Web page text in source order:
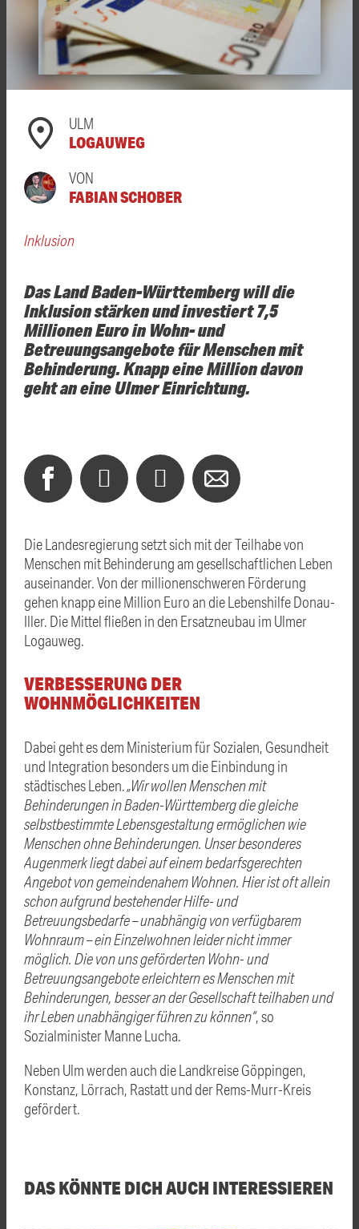
ULM
LOGAUWEG
VON
FABIAN SCHOBER
Inklusion
Das Land Baden-Württemberg will die
Inklusion stärken und investiert 7,5
Millionen Euro in Wohn- und
Betreuungsangebote für Menschen mit
Behinderung. Knapp eine Million davon
geht an eine Ulmer Einrichtung.
Die Landesregierung setzt sich mit der Teilhabe von
Menschen mit Behinderung am gesellschaftlichen Leben
auseinander. Von der millionenschweren Förderung
gehen knapp eine Million Euro an die Lebenshilfe Donau-
Iller. Die Mittel fließen in den Ersatzneubau im Ulmer
Logauweg.
VERBESSERUNG DER
WOHNMÖGLICHKEITEN
Dabei geht es dem Ministerium für Sozialen, Gesundheit
und Integration besonders um die Einbindung in
städtisches Leben.„Wir wollen Menschen mit
Behinderungen in Baden-Württemberg die gleiche
selbstbestimmte Lebensgestaltung ermöglichen wie
Menschen ohne Behinderungen. Unser besonderes
Augenmerk liegt dabei auf einem bedarfsgerechten
Angebot von gemeindenahem Wohnen. Hier ist oft allein
schon aufgrund bestehender Hilfe- und
Betreuungsbedarfe – unabhängig von verfügbarem
Wohnraum – ein Einzelwohnen leider nicht immer
möglich. Die von uns geförderten Wohn- und
Betreuungsangebote erleichtern es Menschen mit
Behinderungen, besser an der Gesellschaft teilhaben und
ihr Leben unabhängiger führen zu können“, so
Sozialminister Manne Lucha.
Neben Ulm werden auch die Landkreise Göppingen,
Konstanz, Lörrach, Rastatt und der Rems-Murr-Kreis
gefördert.
DAS KÖNNTE DICH AUCH INTERESSIEREN